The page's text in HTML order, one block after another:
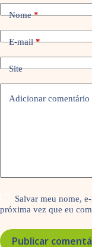
Nome*
E-mail*
Site
Adicionar comentário
Salvar meu nome,
próxima vez que eu
Publicar